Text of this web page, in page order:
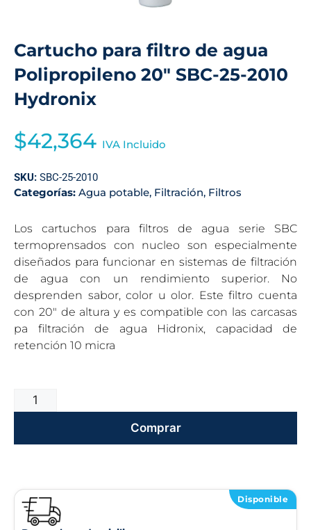
Cartucho para filtro de agua
Polipropileno 20″ SBC-25-2010
Hydronix
$42,364 IVA Incluido
SKU: SBC-25-2010
Categorías: Agua potable, Filtración, Filtros
Los cartuchos para filtros de agua serie SBC
termoprensados con nucleo son especialmente
diseñados para funcionar en sistemas de filtración
de agua con un rendimiento superior. No
desprenden sabor, color u olor. Este filtro cuenta
con 20″ de altura y es compatible con las carcasas
pa filtración de agua Hidronix, capacidad de
retención 10 micra
Comprar
Disponible